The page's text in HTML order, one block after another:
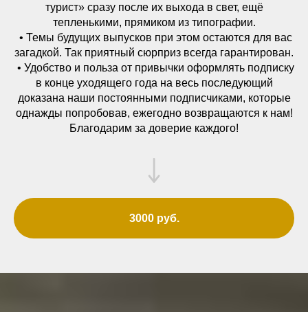
турист» сразу после их выхода в свет, ещё
тепленькими, прямиком из типографии.
• Темы будущих выпусков при этом остаются для вас
загадкой. Так приятный сюрприз всегда гарантирован.
• Удобство и польза от привычки оформлять подписку
в конце уходящего года на весь последующий
доказана наши постоянными подписчиками, которые
однажды попробовав, ежегодно возвращаются к нам!
Благодарим за доверие каждого!
3000 руб.